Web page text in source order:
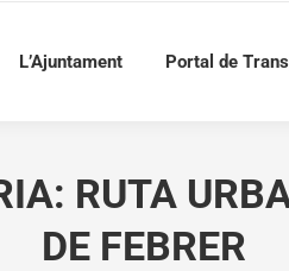
L’Ajuntament Portal de
RUTA
DE FEBRER